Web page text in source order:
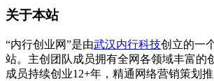
关于本站
“内行创业网”是由武汉内行科技创立的一
站。主创团队成员拥有全网各领域丰富的
成员持续创业12+年，精通网络营销策划